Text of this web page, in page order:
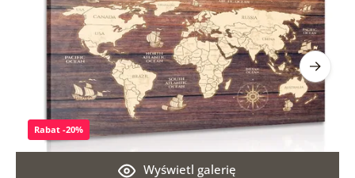
Wyświetl galerię
Rabat -20%